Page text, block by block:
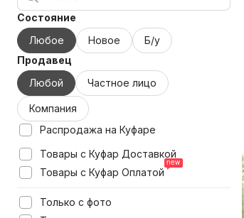
Состояние
Любое
Новое
Б/у
Продавец
Любой
Частное лицо
Компания
Распродажа на Куфаре
Товары с Куфар Доставкой
Товары с Куфар Оплатой
Только с фото